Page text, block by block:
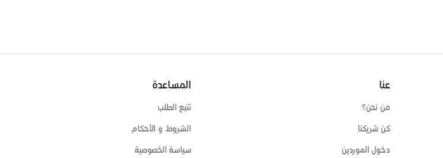
عنا
من نحن؟
كن شريكنا
دخول الموردين
المساعدة
تتبع الطلب
الشروط و الأحكام
سياسة الخصوصية